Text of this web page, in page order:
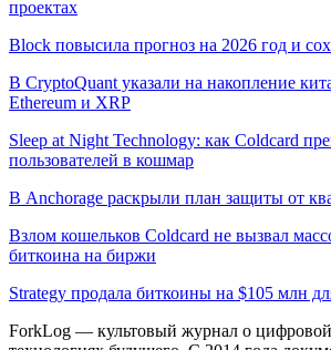
проектах
Block повысила прогноз на 2026 год и
В CryptoQuant указали на накопление
Ethereum и XRP
Sleep at Night Technology: как Coldcard
пользователей в кошмар
В Anchorage раскрыли план защиты от
Взлом кошельков Coldcard не вызвал
биткоина на биржи
Strategy продала биткоины на $105 млн
ForkLog — культовый журнал о